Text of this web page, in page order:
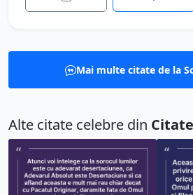
Mai multe citate de la
Alte citate celebre din